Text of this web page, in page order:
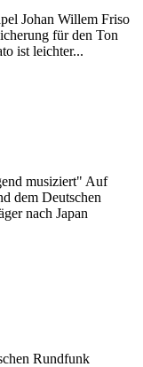
Johan Willem Friso
für den Ton
ist leichter...
musiziert" Auf
dem Deutschen
nach Japan
Rundfunk